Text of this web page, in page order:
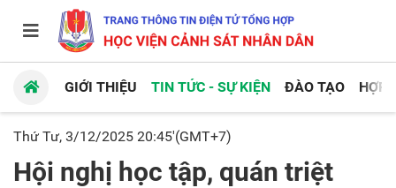
GIỚI THIỆU TIN TỨC - SỰ KIỆN ĐÀO TẠO HỢP
Thứ Tư, 3/12/2025 20:45'(GMT+7)
Hội nghị học tập, quán triệt